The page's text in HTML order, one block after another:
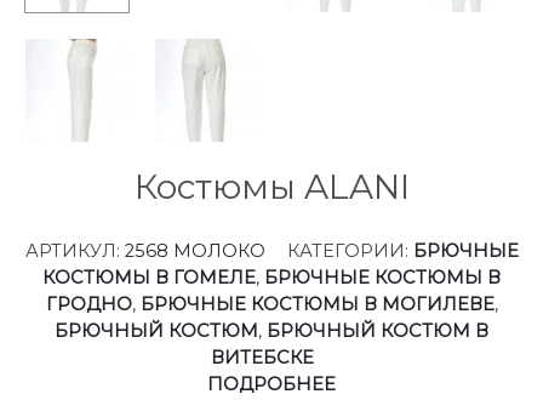
Костюмы ALANI
АРТИКУЛ: 2568 МОЛОКО КАТЕГОРИИ: БРЮЧНЫЕ
КОСТЮМЫ В ГОМЕЛЕ, БРЮЧНЫЕ КОСТЮМЫ В
ГРОДНО, БРЮЧНЫЕ КОСТЮМЫ В МОГИЛЕВЕ,
БРЮЧНЫЙ КОСТЮМ , БРЮЧНЫЙ КОСТЮМ В
ВИТЕБСКЕ
ПОДРОБНЕЕ